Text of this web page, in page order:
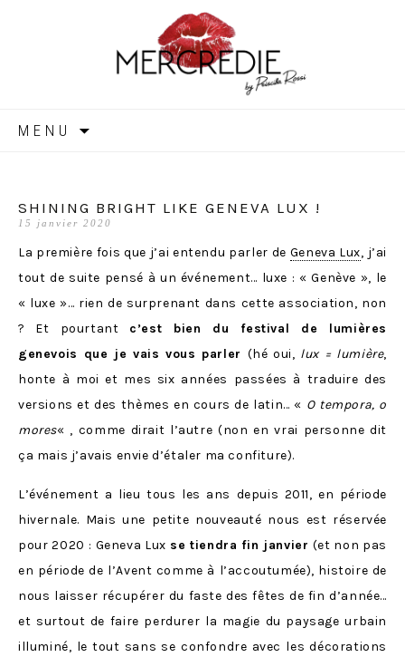
MERCREDIE
MENU
SHINING BRIGHT LIKE GENEVA LUX !
15 janvier 2020
La première fois que j’ai entendu parler de Geneva Lux, j’ai
tout de suite pensé à un événement… luxe : « Genève », le
« luxe »… rien de surprenant dans cette association, non
? Et pourtant c’est bien du festival de lumières
genevois que je vais vous parler (hé oui, lux = lumière,
honte à moi et mes six années passées à traduire des
versions et des thèmes en cours de latin… « O tempora, o
mores« , comme dirait l’autre (non en vrai personne dit
ça mais j’avais envie d’étaler ma confiture).
L’événement a lieu tous les ans depuis 2011, en période
hivernale. Mais une petite nouveauté nous est réservée
pour 2020 : Geneva Lux se tiendra fin janvier (et non pas
en période de l’Avent comme à l’accoutumée), histoire de
nous laisser récupérer du faste des fêtes de fin d’année…
et surtout de faire perdurer la magie du paysage urbain
illuminé, le tout sans se confondre avec les décorations